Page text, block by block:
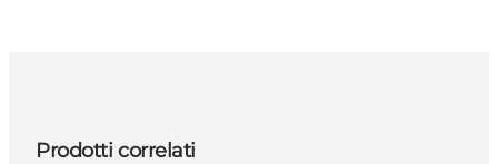
Prodotti correlati